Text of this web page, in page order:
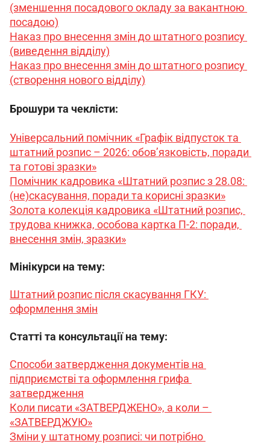
(зменшення посадового окладу за вакантною
посадою)
Наказ про внесення змін до штатного розпису
(виведення відділу)
Наказ про внесення змін до штатного розпису
(створення нового відділу)
Брошури та чеклісти:
Універсальний помічник «Графік відпусток та
штатний розпис – 2026: обов’язковість, поради
та готові зразки»
Помічник кадровика «Штатний розпис з 28.08:
(не)скасування, поради та корисні зразки»
Золота колекція кадровика «Штатний розпис,
трудова книжка, особова картка П-2: поради,
внесення змін, зразки»
Мінікурси на тему:
Штатний розпис після скасування ГКУ:
оформлення змін
Статті та консультації на тему:
Способи затвердження документів на
підприємстві та оформлення грифа
затвердження
Коли писати «ЗАТВЕРДЖЕНО», а коли –
«ЗАТВЕРДЖУЮ»
Зміни у штатному розписі: чи потрібно